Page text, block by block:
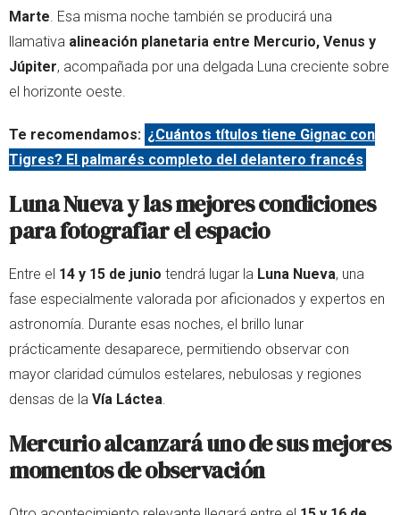
Marte. Esa misma noche también se producirá una
llamativa alineación planetaria entre Mercurio, Venus y
Júpiter, acompañada por una delgada Luna creciente sobre
el horizonte oeste.
Te recomendamos: ¿Cuántos títulos tiene Gignac con
Tigres? El palmarés completo del delantero francés
Luna Nueva y las mejores condiciones
para fotografiar el espacio
Entre el 14 y 15 de junio tendrá lugar la Luna Nueva, una
fase especialmente valorada por aficionados y expertos en
astronomía. Durante esas noches, el brillo lunar
prácticamente desaparece, permitiendo observar con
mayor claridad cúmulos estelares, nebulosas y regiones
densas de la Vía Láctea.
Mercurio alcanzará uno de sus mejores
momentos de observación